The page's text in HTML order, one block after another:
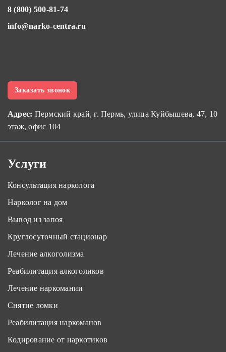
8 (800) 500-81-74
info@narko-centra.ru
Заказать звонок
Адрес: Пермский край, г. Пермь, улица Куйбышева, 47, 10
этаж, офис 104
Услуги
Консультация нарколога
Нарколог на дом
Вывод из запоя
Круглосуточный стационар
Лечение алкоголизма
Реабилитация алкоголиков
Лечение наркомании
Снятие ломки
Реабилитация наркоманов
Кодирование от наркотиков